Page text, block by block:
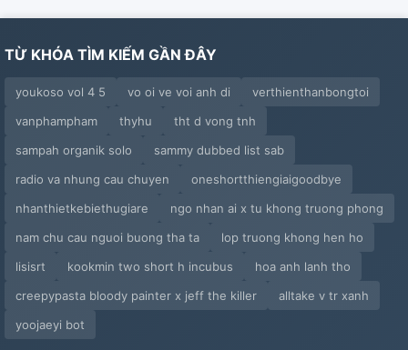
TỪ KHÓA TÌM KIẾM GẦN ĐÂY
youkoso vol 4 5 vo oi ve voi anh di
verthienthanbongtoi
vanphampham
thyhu
tht d vong tnh
sampah organik solo
sammy dubbed list sab
radio va nhung cau chuyen
oneshortthiengiaigoodbye
nhanthietkebiethugiare
ngo nhan ai x tu khong truong phong
nam chu cau nguoi buong tha ta
lop truong khong hen ho
lisisrt
kookmin two short h incubus
hoa anh lanh tho
creepypasta bloody painter x jeff the killer
alltake v tr xanh
yoojaeyi bot